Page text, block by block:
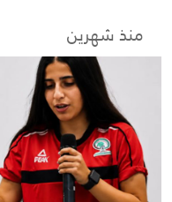
منذ شهرين